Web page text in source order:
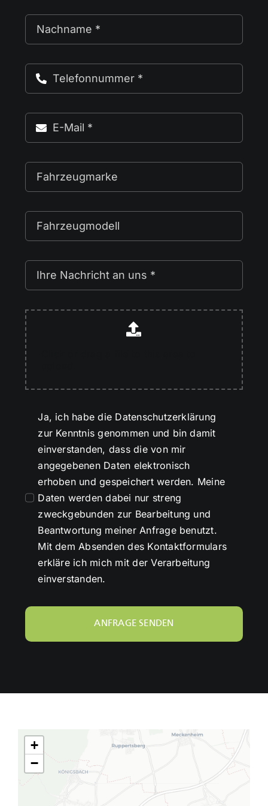
Ja, ich habe die Datenschutzerklärung
zur Kenntnis genommen und bin damit
einverstanden, dass die von mir
angegebenen Daten elektronisch
erhoben und gespeichert werden. Meine
Daten werden dabei nur streng
zweckgebunden zur Bearbeitung und
Beantwortung meiner Anfrage benutzt.
Mit dem Absenden des Kontaktformulars
erkläre ich mich mit der Verarbeitung
einverstanden.
ANFRAGE SENDEN
+
−